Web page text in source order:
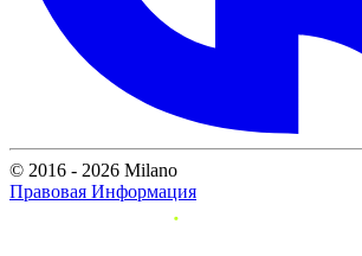
© 2016 - 2026 Milano
Правовая Информация